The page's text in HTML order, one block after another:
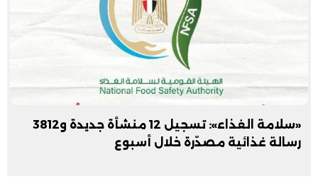
«سلامة الغذاء»: تسجيل 12 منشأة جديدة و3812
رسالة غذائية مصدّرة خلال أسبوع